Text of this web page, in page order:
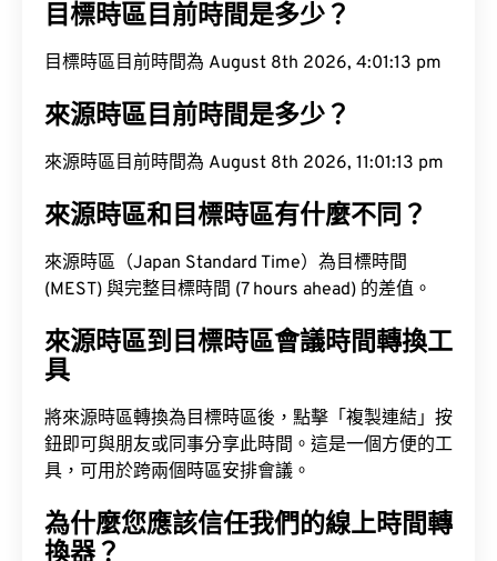
目標時區目前時間是多少？
目標時區目前時間為 August 8th 2026, 4:01:13 pm
來源時區目前時間是多少？
來源時區目前時間為 August 8th 2026, 11:01:13 pm
來源時區和目標時區有什麼不同？
來源時區（Japan Standard Time）為目標時間
(MEST) 與完整目標時間 (7 hours ahead) 的差值。
來源時區到目標時區會議時間轉換工
具
將來源時區轉換為目標時區後，點擊「複製連結」按
鈕即可與朋友或同事分享此時間。這是一個方便的工
具，可用於跨兩個時區安排會議。
為什麼您應該信任我們的線上時間轉